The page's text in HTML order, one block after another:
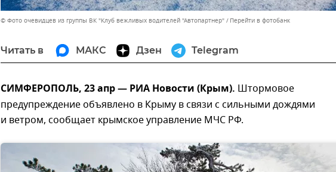
© Фото очевидцев из группы ВК "Клуб вежливых водителей "Автопартнер" Перейти в фотобанк
Читать в МАКС Дзен Telegram
СИМФЕРОПОЛЬ, 23 апр — РИА Новости (Крым). Штормовое
предупреждение объявлено в Крыму в связи с сильными дождями
и ветром, сообщает крымское управление МЧС РФ.